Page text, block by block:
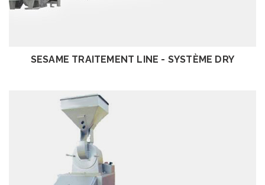
SESAME TRAITEMENT LINE - SYSTÈME DRY